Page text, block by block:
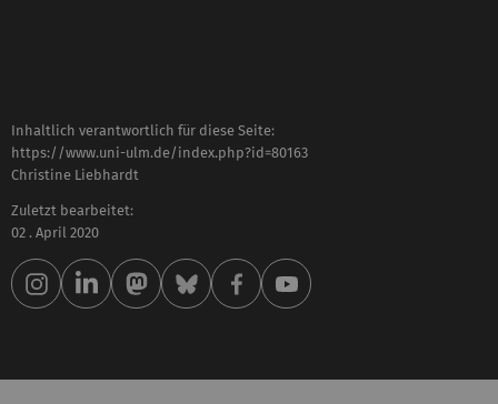
Inhaltlich verantwortlich für diese Seite:
https://www.uni-ulm.de/index.php?id=80163
Christine Liebhardt
Zuletzt bearbeitet:
02 . April 2020